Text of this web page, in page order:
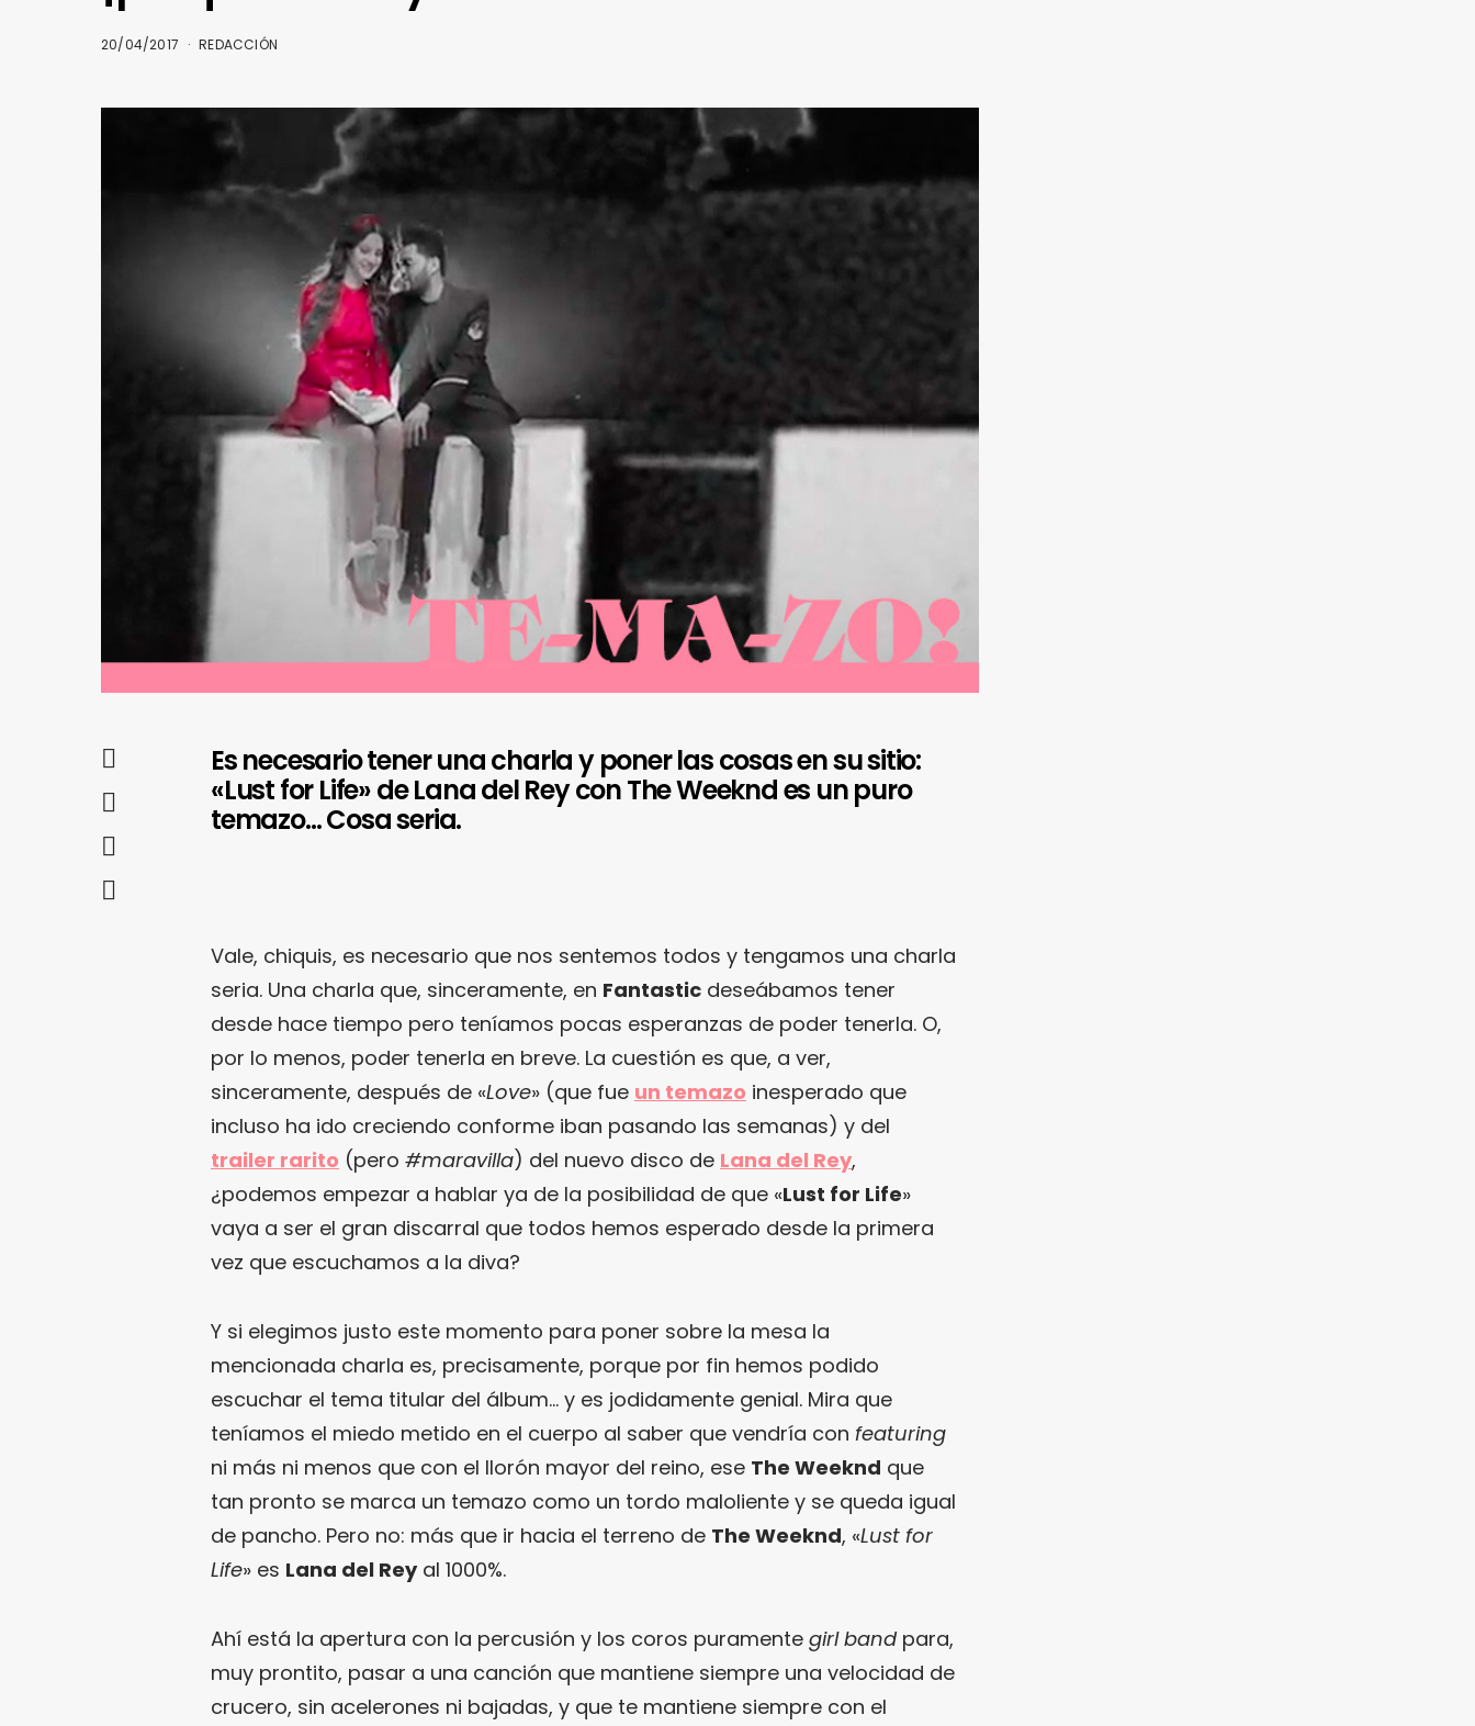
20/04/2017 REDACCIÓN
Es necesario tener una charla y poner las cosas en su sitio:
«Lust for Life» de Lana del Rey con The Weeknd es un puro
temazo… Cosa seria.
Vale, chiquis, es necesario que nos sentemos todos y tengamos una charla
seria. Una charla que, sinceramente, en Fantastic deseábamos tener
desde hace tiempo pero teníamos pocas esperanzas de poder tenerla. O,
por lo menos, poder tenerla en breve. La cuestión es que, a ver,
sinceramente, después de «Love» (que fue un temazo inesperado que
incluso ha ido creciendo conforme iban pasando las semanas) y del
trailer rarito (pero #maravilla) del nuevo disco de Lana del Rey,
¿podemos empezar a hablar ya de la posibilidad de que «Lust for Life»
vaya a ser el gran discarral que todos hemos esperado desde la primera
vez que escuchamos a la diva?
Y si elegimos justo este momento para poner sobre la mesa la
mencionada charla es, precisamente, porque por fin hemos podido
escuchar el tema titular del álbum… y es jodidamente genial. Mira que
teníamos el miedo metido en el cuerpo al saber que vendría con featuring
ni más ni menos que con el llorón mayor del reino, ese The Weeknd que
tan pronto se marca un temazo como un tordo maloliente y se queda igual
de pancho. Pero no: más que ir hacia el terreno de The Weeknd, «Lust for
Life» es Lana del Reyal 1000%.
Ahí está la apertura con la percusión y los coros puramente girl bandpara,
muy prontito, pasar a una canción que mantiene siempre una velocidad de
crucero, sin acelerones ni bajadas, y que te mantiene siempre con el